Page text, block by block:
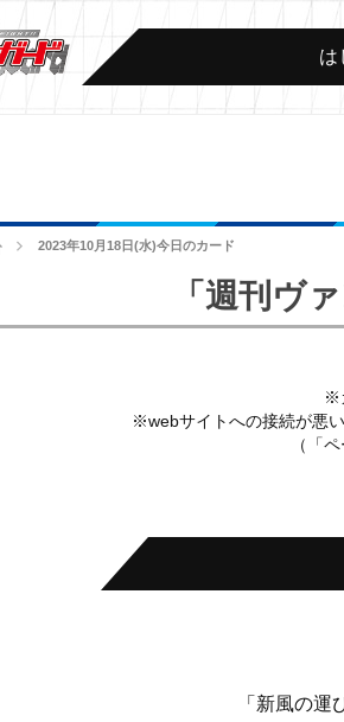
は
ホーム2023年10月18日(水)今日のカード
「週刊ヴ
※
※webサイトへの接続が悪
（「
「新風の